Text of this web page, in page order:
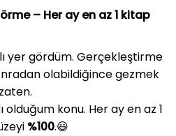
– Her ay en az 1 kitap
yer gördüm. Gerçekleştirme
olabildiğince gezmek
olduğum konu. Her ay en az 1
%100.😃